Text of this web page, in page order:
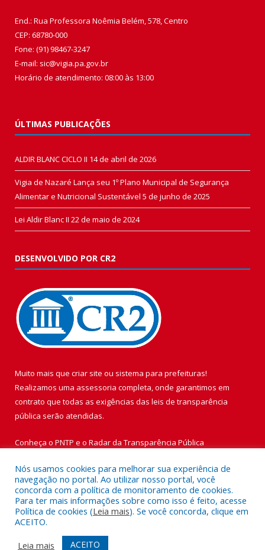
End.: Rua Professora Noêmia Belém, 578, Centro
CEP: 68780-000
Fone: (91) 98467-3247
E-mail: sic@vigia.pa.gov.br
Horário de atendimento: 08:00 às 13:00
ÚLTIMAS PUBLICAÇÕES
ALDIR BLANC CICLO II 14 de abril de 2026
Vigia de Nazaré Lança seu 1º Plano Municipal de Segurança
Alimentar e Nutricional Sustentável 5 de junho de 2025
Lei Aldir Blanc II 22 de maio de 2024
DESENVOLVIDO POR CR2
Muito mais que criar site ou sistema para prefeituras!
Realizamos uma assessoria completa, onde garantimos em
contrato que todas as exigências das leis de transparência
pública serão atendidas.
Conheça o PNTP e o Radar da Transparência Pública
Todos os direitos reservados a Prefeitura Municipal de Vigia de
Nazaré.
Mapa do Site
Acessar Área Administrativa
Nós usamos cookies para melhorar sua experiência de
navegação no portal. Ao utilizar nosso portal, você
concorda com a política de monitoramento de cookies.
Para ter mais informações sobre como isso é feito, acesse
Política de cookies (Leia mais). Se você concorda, clique em
ACEITO.
Leia mais
ACEITO